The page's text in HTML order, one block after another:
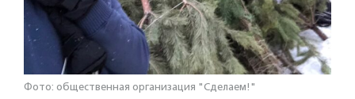
Фото: общественная организация "Сделаем!"